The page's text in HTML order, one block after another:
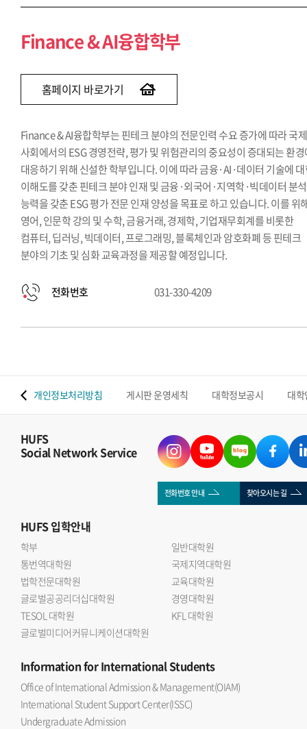
Finance & AI융합학부
홈페이지 바로가기
Finance & AI융합학부는 핀테크 분야의 전문인력 수요 증가에 따라 국제
사회에서의 ESG 경영전략, 평가 및 위험관리의 중요성이 증대되는 환
대응하기 위해 신설한 학부입니다. 이에 따라 금융·AI·데이터 기술에
이해도를 갖춘 핀테크 분야 인재 및 금융·외국어·지역학·빅데이터 분석
능력을 갖춘 ESG 평가 전문 인재 양성을 목표로 하고 있습니다. 이를 위
영어, 인문학 강의 및 수학, 금융거래, 경제학, 기업재무회계를 비롯한
컴퓨터, 딥러닝, 빅데이터, 프로그래밍, 블록체인과 암호화폐 등 핀테크
분야의 기초 및 심화 교육과정을 제공할 예정입니다.
전화번호 031-330-4209
개인정보처리방침 게시판 운영세칙 대학정보공시 대
HUFS
Social Network Service
전화번호 안내 찾아오시는 길
HUFS입학안내
학부
일반대학원
통번역대학원
국제지역대학원
법학전문대학원
교육대학원
글로벌공공리더십대학원
경영대학원
TESOL 대학원
KFL 대학원
글로벌미디어커뮤니케이션대학원
Informationfor International Students
Office of International Admission & Management(OIAM)
International Student Support Center(ISSC)
Undergraduate Admission